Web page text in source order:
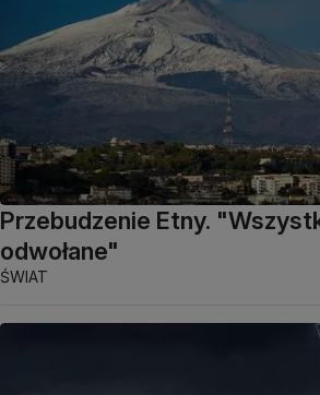
Przebudzenie Etny.
odwołane"
ŚWIAT